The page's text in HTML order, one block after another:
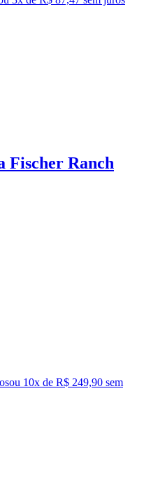
Fischer Ranch
ou 10x de R$ 249,90 sem